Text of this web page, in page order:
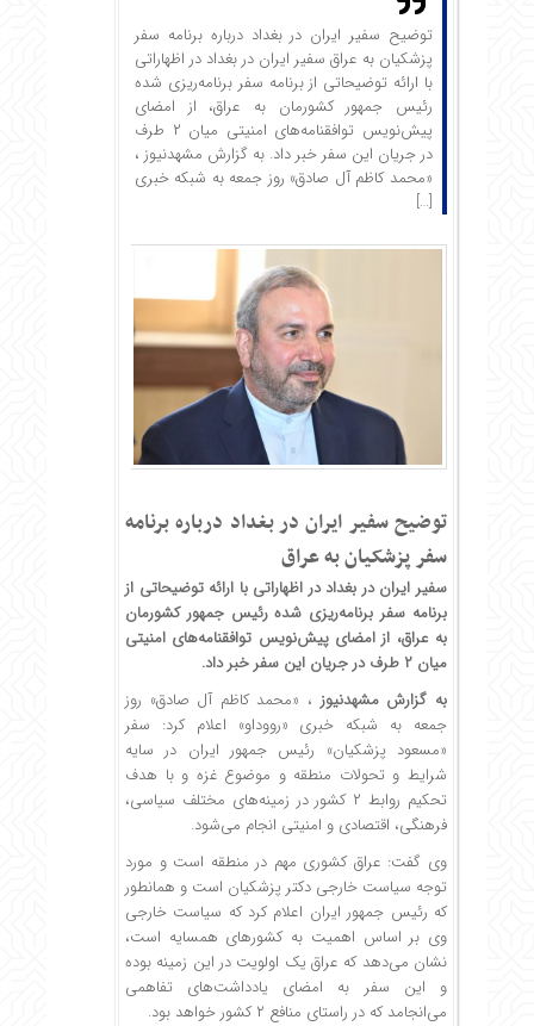
توضیح سفیر ایران در بغداد درباره برنامه سفر
پزشکیان به عراق سفیر ایران در بغداد در اظهاراتی
با ارائه توضیحاتی از برنامه سفر برنامه‌ریزی شده
رئیس جمهور کشورمان به عراق، از امضای
پیش‌نویس توافقنامه‌های امنیتی میان ۲ طرف
در جریان این سفر خبر داد. به گزارش مشهدنیوز ،
«محمد کاظم آل صادق» روز جمعه به شبکه خبری
[…]
توضیح سفیر ایران در بغداد درباره برنامه
سفر پزشکیان به عراق
سفیر ایران در بغداد در اظهاراتی با ارائه توضیحاتی از
برنامه سفر برنامه‌ریزی شده رئیس جمهور کشورمان
به عراق، از امضای پیش‌نویس توافقنامه‌های امنیتی
میان ۲ طرف در جریان این سفر خبر داد.
به گزارشمشهدنیوز ، «محمد کاظم آل صادق» روز
جمعه به شبکه خبری «رووداو» اعلام کرد: سفر
«مسعود پزشکیان» رئیس جمهور ایران در سایه
شرایط و تحولات منطقه و موضوع غزه و با هدف
تحکیم روابط ۲ کشور در زمینه‌های مختلف سیاسی،
فرهنگی، اقتصادی و امنیتی انجام می‌شود.
وی گفت: عراق کشوری مهم در منطقه است و مورد
توجه سیاست خارجی دکتر پزشکیان است و همانطور
که رئیس جمهور ایران اعلام کرد که سیاست خارجی
وی بر اساس اهمیت به کشورهای همسایه است،
نشان می‌دهد که عراق یک اولویت در این زمینه بوده
و این سفر به امضای یادداشت‌های تفاهمی
می‌انجامد که در راستای منافع ۲ کشور خواهد بود.